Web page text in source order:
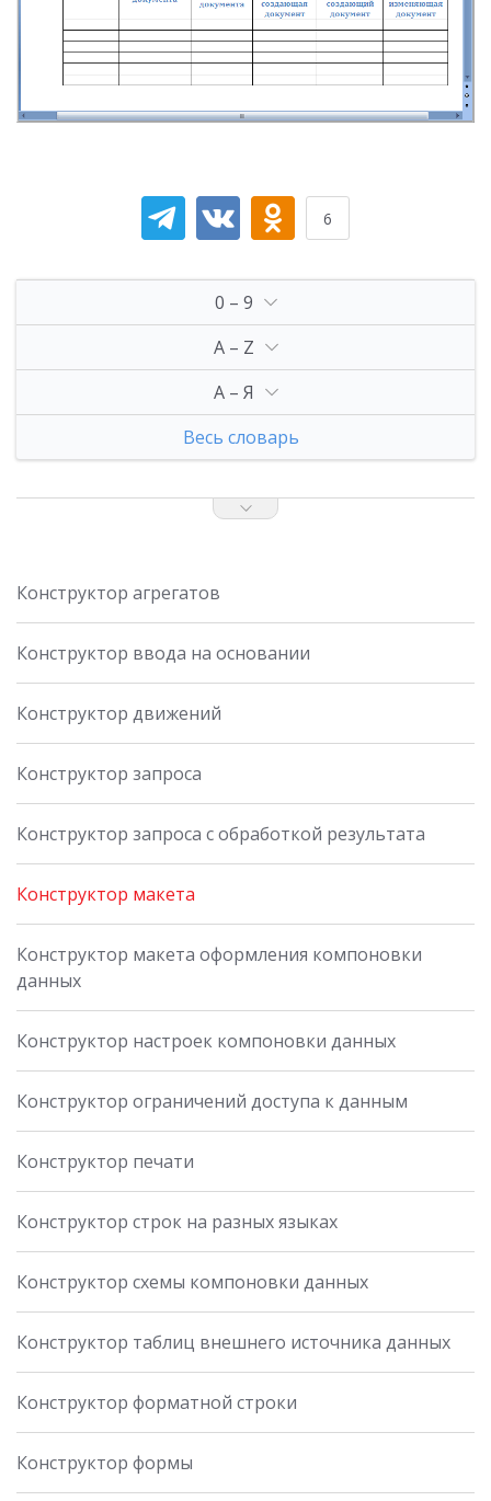
6
0 – 9
A – Z
А – Я
Весь словарь
Конструктор агрегатов
Конструктор ввода на основании
Конструктор движений
Конструктор запроса
Конструктор запроса с обработкой результата
Конструктор макета
Конструктор макета оформления компоновки
данных
Конструктор настроек компоновки данных
Конструктор ограничений доступа к данным
Конструктор печати
Конструктор строк на разных языках
Конструктор схемы компоновки данных
Конструктор таблиц внешнего источника данных
Конструктор форматной строки
Конструктор формы